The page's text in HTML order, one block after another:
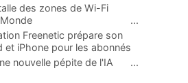
des zones de Wi-Fi
...
Freenetic prépare son
et iPhone pour les abonnés
nouvelle pépite de l'IA ...